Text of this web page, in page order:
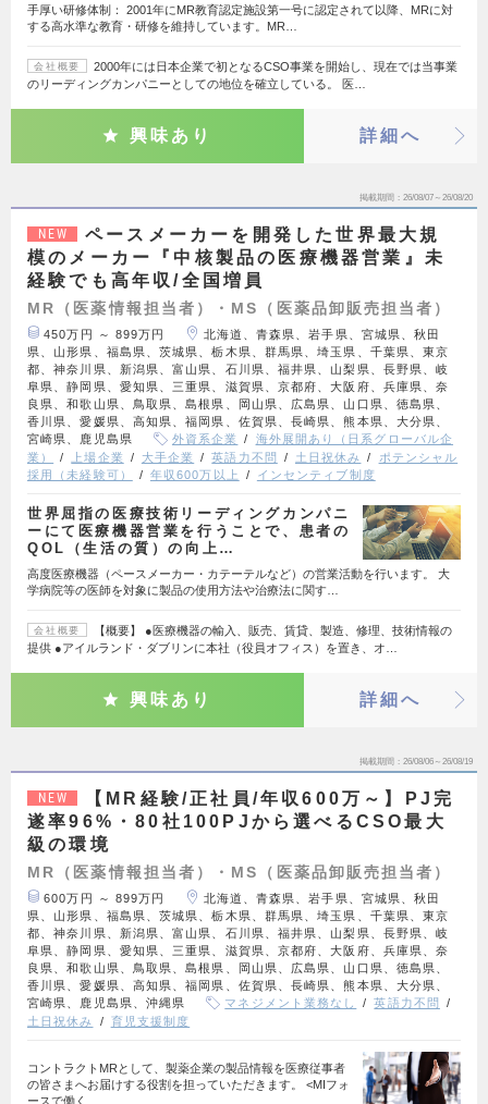
手厚い研修体制： 2001年にMR教育認定施設第一号に認定されて以降、MRに対
する高水準な教育・研修を維持しています。MR…
会社概要
2000年には日本企業で初となるCSO事業を開始し、現在では当事業
のリーディングカンパニーとしての地位を確立している。 医…
興味あり 詳細へ
掲載期間 26/08/07～26/08/20
NEW
ペースメーカーを開発した世界最大規
模のメーカー『中核製品の医療機器営業』未
経験でも高年収/全国増員
MR（医薬情報担当者）・MS（医薬品卸販売担当者）
450万円 ～ 899万円
北海道、青森県、岩手県、宮城県、秋田
県、山形県、福島県、茨城県、栃木県、群馬県、埼玉県、千葉県、東京
都、神奈川県、新潟県、富山県、石川県、福井県、山梨県、長野県、岐
阜県、静岡県、愛知県、三重県、滋賀県、京都府、大阪府、兵庫県、奈
良県、和歌山県、鳥取県、島根県、岡山県、広島県、山口県、徳島県、
香川県、愛媛県、高知県、福岡県、佐賀県、長崎県、熊本県、大分県、
宮崎県、鹿児島県
外資系企業
海外展開あり（日系グローバル企
業）
上場企業 大手企業 英語力不問 土日祝休み
ポテンシャル
採用（未経験可）
年収600万以上 インセンティブ制度
世界屈指の医療技術リーディングカンパニ
ーにて医療機器営業を行うことで、患者の
QOL（生活の質）の向上…
高度医療機器（ペースメーカー・カテーテルなど）の営業活動を行います。 大
学病院等の医師を対象に製品の使用方法や治療法に関す…
会社概要
【概要】 ●医療機器の輸入、販売、賃貸、製造、修理、技術情報の
提供 ●アイルランド・ダブリンに本社（役員オフィス）を置き、オ…
興味あり 詳細へ
掲載期間 26/08/06～26/08/19
NEW
【MR経験/正社員/年収600万～】PJ完
遂率96%・80社100PJから選べるCSO最大
級の環境
MR（医薬情報担当者）・MS（医薬品卸販売担当者）
600万円 ～ 899万円
北海道、青森県、岩手県、宮城県、秋田
県、山形県、福島県、茨城県、栃木県、群馬県、埼玉県、千葉県、東京
都、神奈川県、新潟県、富山県、石川県、福井県、山梨県、長野県、岐
阜県、静岡県、愛知県、三重県、滋賀県、京都府、大阪府、兵庫県、奈
良県、和歌山県、鳥取県、島根県、岡山県、広島県、山口県、徳島県、
香川県、愛媛県、高知県、福岡県、佐賀県、長崎県、熊本県、大分県、
宮崎県、鹿児島県、沖縄県
マネジメント業務なし
英語力不問
土日祝休み
育児支援制度
コントラクトMRとして、製薬企業の製品情報を医療従事者
の皆さまへお届けする役割を担っていただきます。 <MIフォ
ースで働く…